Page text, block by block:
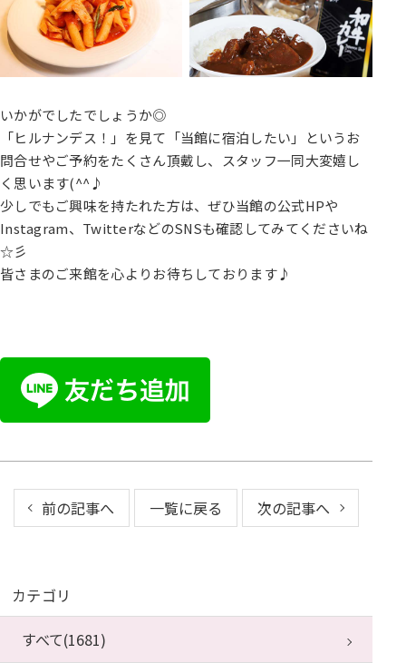
いかがでしたでしょうか◎
「ヒルナンデス！」を見て「当館に宿泊したい」というお
問合せやご予約をたくさん頂戴し、スタッフ一同大変嬉し
く思います(^^♪
少しでもご興味を持たれた方は、ぜひ当館の公式HPや
Instagram、TwitterなどのSNSも確認してみてくださいね
☆彡
皆さまのご来館を心よりお待ちしております♪
前の記事へ 一覧に戻る 次の記事へ
カテゴリ
すべて(1681)